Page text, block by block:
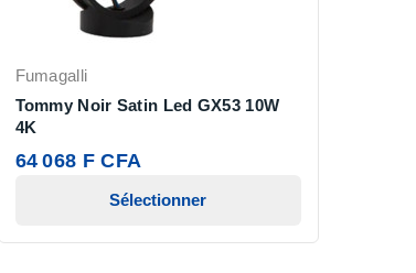
Fumagalli
Tommy Noir Satin Led GX53 10W
4K
64 068 F CFA
Sélectionner